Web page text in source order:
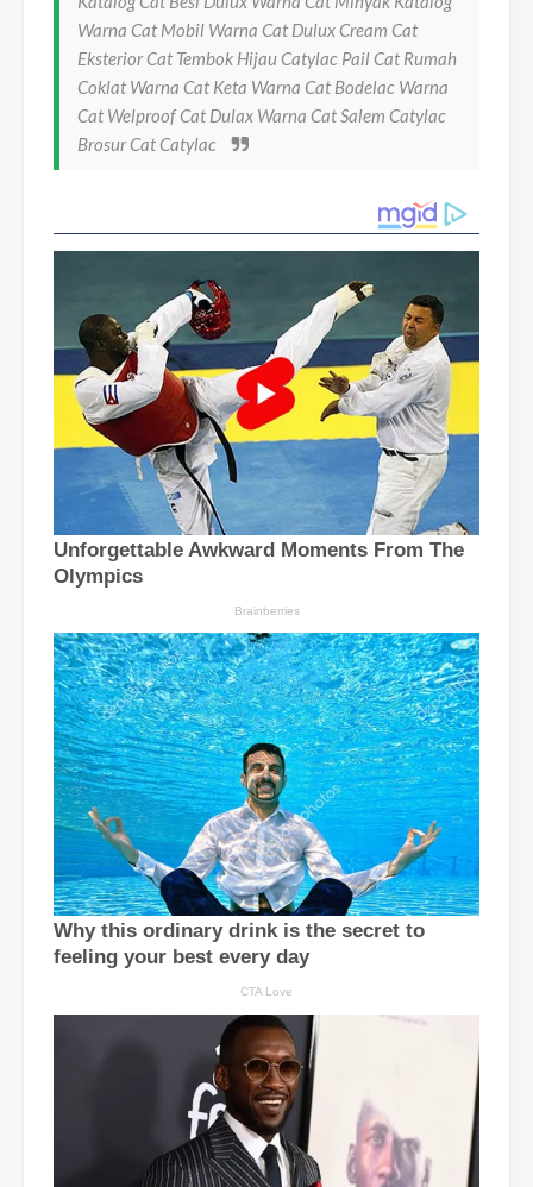
Warna Cat Mobil Warna Cat Dulux Cream Cat
Eksterior Cat Tembok Hijau Catylac Pail Cat Rumah
Coklat Warna Cat Keta Warna Cat Bodelac Warna
Cat Welproof Cat Dulax Warna Cat Salem Catylac
Brosur Cat Catylac